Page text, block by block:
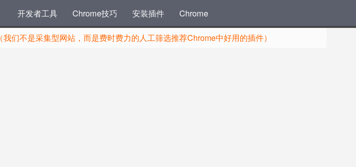
开发者工具 Chrome技巧 安装插件 Chrome
（我们不是采集型网站，而是费时费力的人工筛选推荐Chrome中好用的插件）